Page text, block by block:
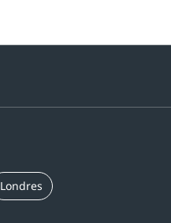
Londres